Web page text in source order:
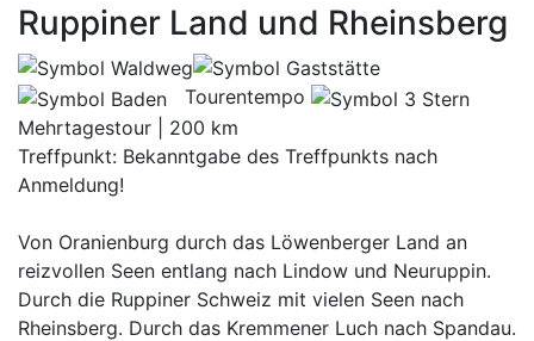
Ruppiner Land und Rheinsberg
Tourentempo
Mehrtagestour | 200 km
Treffpunkt: Bekanntgabe des Treffpunkts nach
Anmeldung!
Von Oranienburg durch das Löwenberger Land an
reizvollen Seen entlang nach Lindow und Neuruppin.
Durch die Ruppiner Schweiz mit vielen Seen nach
Rheinsberg. Durch das Kremmener Luch nach Spandau.